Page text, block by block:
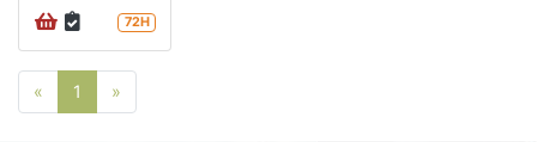
72H
« Poprzednia strona
1 »